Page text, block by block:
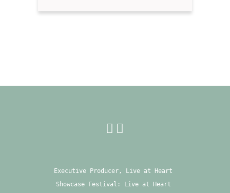
Executive Producer, Live at Heart
Showcase Festival: Live at Heart